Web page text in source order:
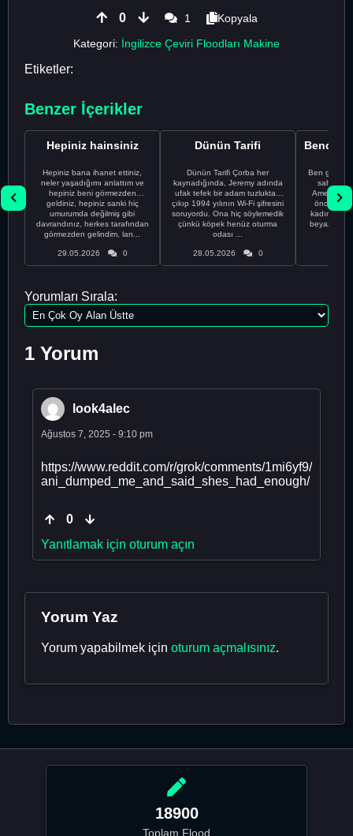
0 1
Kopyala
Kategori: İngilizce Çeviri Floodları Makine
Etiketler:
Benzer İçerikler
Hepiniz hainsiniz
Hepiniz bana ihanet ettiniz,
neler yaşadığımı anlattım ve
hepiniz beni görmezden
geldiniz, hepiniz sanki hiç
umurumda değilmiş gibi
davrandınız, herkes tarafından
görmezden gelindim, lan...
29.05.2026 0
Dünün Tarifi
Dünün Tarifi Çorba her
kaynadığında, Jeremy adında
ufak tefek bir adam tuzluktan
çıkıp 1994 yılının Wi-Fi şifresini
soruyordu. Ona hiç söylemedik
çünkü köpek henüz oturma
odası ...
28.05.2026 0
Ben gururlu
sahip
önce
kadınla
beyaz
Yorumları Sırala:
1 Yorum
look4alec
Ağustos 7, 2025 - 9:10 pm
https://www.reddit.com/r/grok/comments/1mi6yf9/
ani_dumped_me_and_said_shes_had_enough/
0
Yanıtlamak için oturum açın
Yorum Yaz
Yorum yapabilmek için oturum açmalısınız.
18900
Toplam Flood